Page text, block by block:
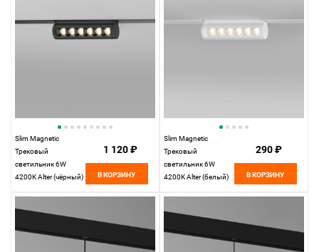
Slim Magnetic
Трековый
светильник 6W
4200K Alter (чёрный)
1 120 ₽
В КОРЗИНУ
Slim Magnetic
Трековый
светильник 6W
4200K Alter (белый)
290 ₽
В КОРЗИНУ